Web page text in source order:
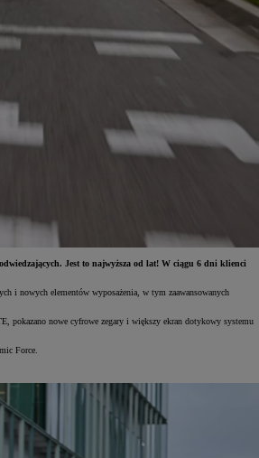
Jest to najwyższa od lat! W ciągu 6 dni klienci
i nowych elementów wyposażenia, w tym zaawansowanych
pokazano nowe cyfrowe zegary i większy ekran dotykowy systemu
Force.